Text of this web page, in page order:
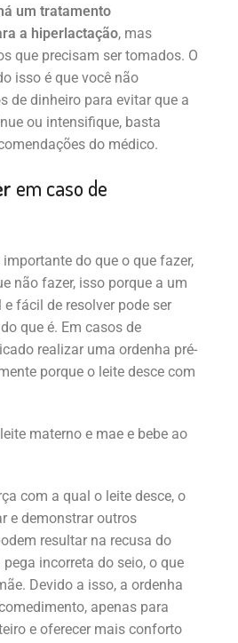
um tratamento
a hiperlactação, mas
que precisam ser tomados. O
isso é que você não
de dinheiro para evitar que a
ou intensifique, basta
do médico.
em caso de
do que o que fazer,
não fazer, isso porque a um
fácil de resolver pode ser
que é. Em casos de
realizar uma ordenha pré-
porque o leite desce com
com a qual o leite desce, o
e demonstrar outros
resultar na recusa do
incorreta do seio, o que
Devido a isso, a ordenha
apenas para
e oferecer mais conforto